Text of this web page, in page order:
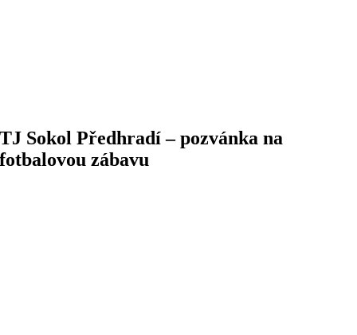
TJ Sokol Předhradí – pozvánka na
fotbalovou zábavu